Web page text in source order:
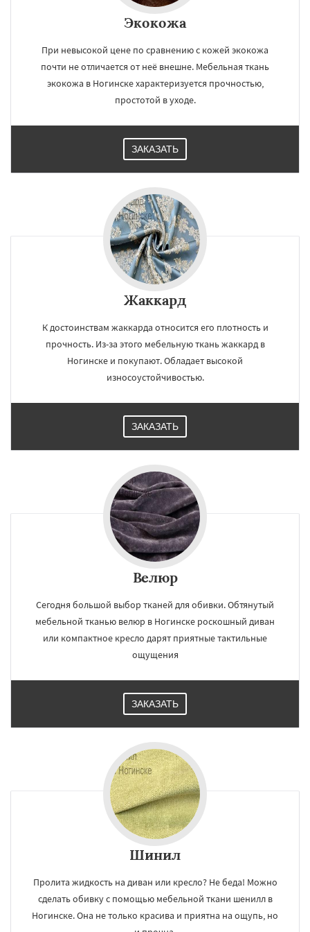
Экокожа
При невысокой цене по сравнению с кожей экокожа
почти не отличается от неё внешне. Мебельная ткань
экокожа в Ногинске характеризуется прочностью,
простотой в уходе.
ЗАКАЗАТЬ
Жаккард
К достоинствам жаккарда относится его плотность и
прочность. Из-за этого мебельную ткань жаккард в
Ногинске и покупают. Обладает высокой
износоустойчивостью.
ЗАКАЗАТЬ
Велюр
Сегодня большой выбор тканей для обивки. Обтянутый
мебельной тканью велюр в Ногинске роскошный диван
или компактное кресло дарят приятные тактильные
ощущения
ЗАКАЗАТЬ
Шинил
Пролита жидкость на диван или кресло? Не беда! Можно
сделать обивку с помощью мебельной ткани шенилл в
Ногинске. Она не только красива и приятна на ощупь, но